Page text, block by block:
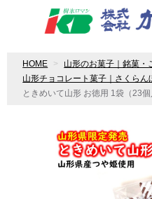
HOME
山形のお菓子｜銘菓・
山形チョコレート菓子｜さくら
ときめいて山形 お徳用 1袋（23